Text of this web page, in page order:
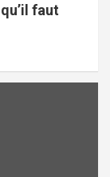
faut